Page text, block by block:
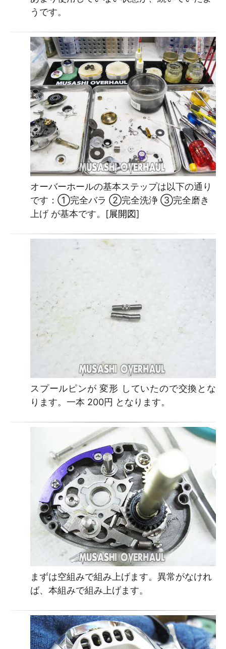
うです。
オーバーホールの基本ステップは以下の通り
です：①完全バラ ②完全洗浄 ③完全磨き
上げ が基本です。[展開図]
スプールピンが 変形 していたので交換とな
ります。一本 200円 となります。
まずは空組みで組み上げます。異常がなけれ
ば、本組みで組み上げます。